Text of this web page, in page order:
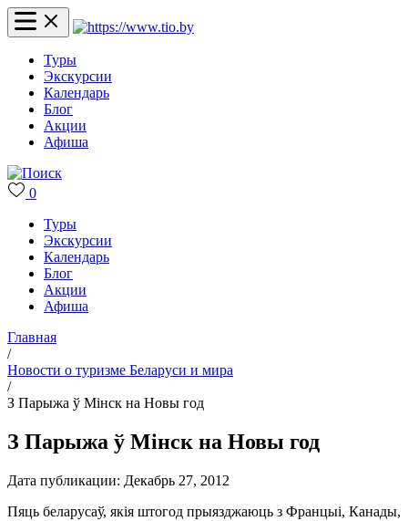
Туры
Экскурсии
Календарь
Блог
Акции
Афиша
0
Туры
Экскурсии
Календарь
Блог
Акции
Афиша
Главная
/
Новости о туризме Беларуси и мира
/
З Парыжа ў Мінск на Новы год
З Парыжа ў Мінск на Новы год
Дата публикации: Декабрь 27, 2012
Пяць беларусаў, якія штогод прыязджаюць з Францыі, Канады,